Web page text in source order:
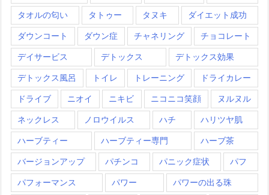
タオルの匂い タトゥー タヌキ ダイエット成功
ダウンコート ダウン症 チャネリング チョコレート
デイサービス デトックス デトックス効果
デトックス風呂 トイレ トレーニング ドライカレー
ドライブ ニオイ ニキビ ニコニコ笑顔 ヌルヌル
ネックレス ノロウイルス ハチ ハリツヤ肌
ハーブティー ハーブティー専門 ハーブ茶
バージョンアップ パチンコ パニック症状 パフ
パフォーマンス パワー パワーの出る珠